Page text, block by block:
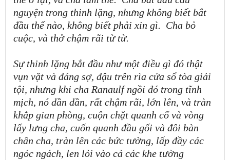
nguyện trong thinh lặng, nhưng không biết bắt
đầu thế nào, không biết phải xin gì. Cha bỏ
cuộc, và thở chậm rãi từ từ.
Sự thinh lặng bắt đầu như một điều gì đó thật
vụn vặt và đáng sợ, đậu trên rìa cửa sổ tòa giải
tội, nhưng khi cha Ranaulf ngồi đó trong tĩnh
mịch, nó dần dần, rất chậm rãi, lớn lên, và tràn
khắp gian phòng, cuộn chặt quanh cổ và vòng
lấy lưng cha, cuốn quanh đầu gối và đôi bàn
chân cha, tràn lên các bức tường, lấp đầy các
ngóc ngách, len lỏi vào cả các khe tường